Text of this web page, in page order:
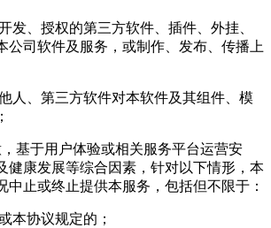
发、授权的第三方软件、插件、外挂、
公司软件及服务，或制作、发布、传播上
人、第三方软件对本软件及其组件、模
基于用户体验或相关服务平台运营安
健康发展等综合因素，针对以下情形，本
中止或终止提供本服务，包括但不限于：
本协议规定的；